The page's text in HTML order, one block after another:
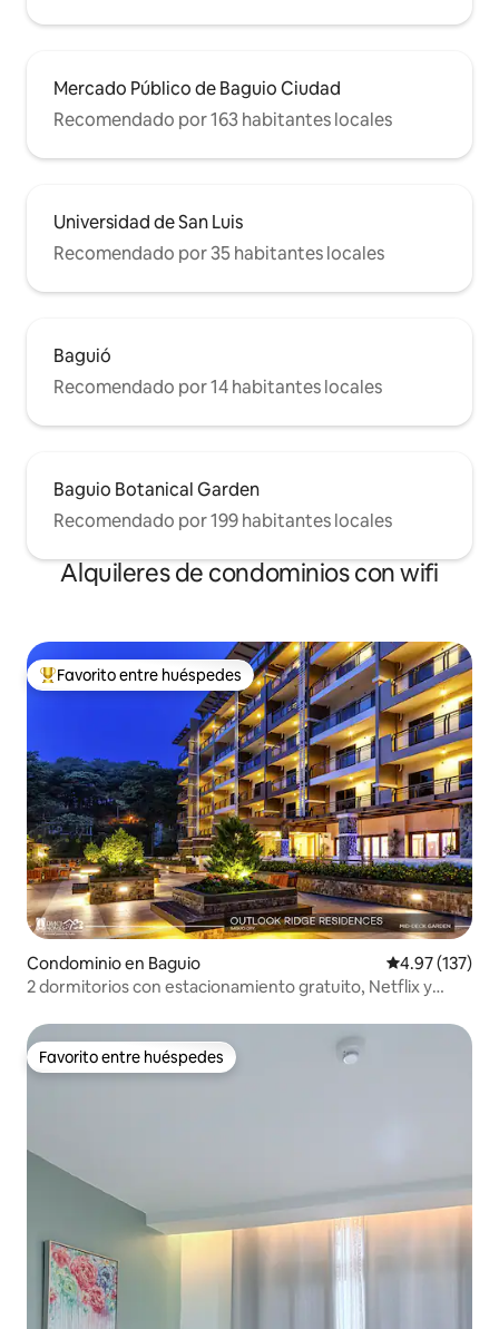
Mercado Público de Baguio Ciudad
Recomendado por 163 habitantes locales
Universidad de San Luis
Recomendado por 35 habitantes locales
Baguió
Recomendado por 14 habitantes locales
Baguio Botanical Garden
Recomendado por 199 habitantes locales
Alquileres de condominios con wifi
De los mejores en Favorito entre huéspedes
Favorito entre huéspedes
Condominio en Baguio Calificación
4.97 (137)
2 dormitorios con estacionamiento gratuito, Netflix y
Favorito entre huéspedes
Favorito entre huéspedes